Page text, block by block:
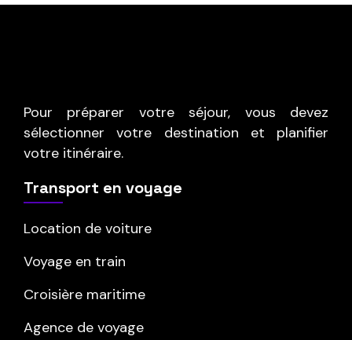
Pour préparer votre séjour, vous devez
sélectionner votre destination et planifier
votre itinéraire.
Transport en voyage
Location de voiture
Voyage en train
Croisière maritime
Agence de voyage